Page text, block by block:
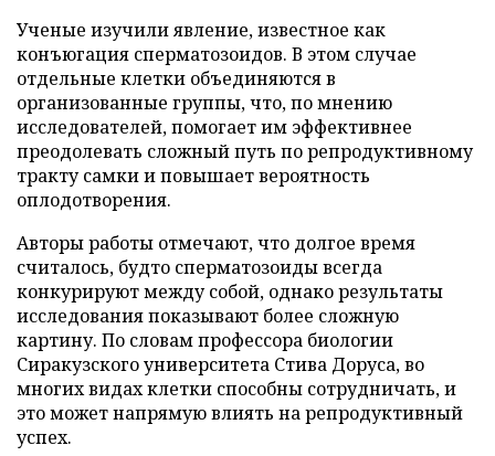
Ученые изучили явление, известное как
конъюгация сперматозоидов. В этом случае
отдельные клетки объединяются в
организованные группы, что, по мнению
исследователей, помогает им эффективнее
преодолевать сложный путь по репродуктивному
тракту самки и повышает вероятность
оплодотворения.
Авторы работы отмечают, что долгое время
считалось, будто сперматозоиды всегда
конкурируют между собой, однако результаты
исследования показывают более сложную
картину. По словам профессора биологии
Сиракузского университета Стива Доруса, во
многих видах клетки способны сотрудничать, и
это может напрямую влиять на репродуктивный
успех.